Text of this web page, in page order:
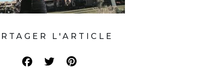
L'ARTICLE